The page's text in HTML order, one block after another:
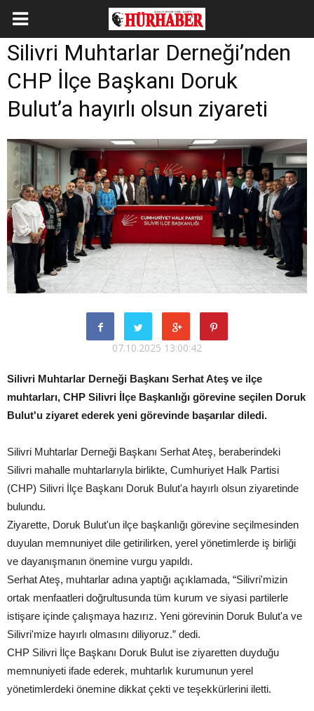
Silivri Muhtarlar Derneği’nden
CHP İlçe Başkanı Doruk
Bulut’a hayırlı olsun ziyareti
07.10.2025 13:00:42
Silivri Muhtarlar Derneği Başkanı Serhat Ateş ve ilçe
muhtarları, CHP Silivri İlçe Başkanlığı görevine seçilen Doruk
Bulut'u ziyaret ederek yeni görevinde başarılar diledi.
Silivri Muhtarlar Derneği Başkanı Serhat Ateş, beraberindeki
Silivri mahalle muhtarlarıyla birlikte, Cumhuriyet Halk Partisi
(CHP) Silivri İlçe Başkanı Doruk Bulut'a hayırlı olsun ziyaretinde
bulundu.
Ziyarette, Doruk Bulut'un ilçe başkanlığı görevine seçilmesinden
duyulan memnuniyet dile getirilirken, yerel yönetimlerde iş birliği
ve dayanışmanın önemine vurgu yapıldı.
Serhat Ateş, muhtarlar adına yaptığı açıklamada, “Silivri'mizin
ortak menfaatleri doğrultusunda tüm kurum ve siyasi partilerle
istişare içinde çalışmaya hazırız. Yeni görevinin Doruk Bulut'a ve
Silivri'mize hayırlı olmasını diliyoruz.” dedi.
CHP Silivri İlçe Başkanı Doruk Bulut ise ziyaretten duyduğu
memnuniyeti ifade ederek, muhtarlık kurumunun yerel
yönetimlerdeki önemine dikkat çekti ve teşekkürlerini iletti.